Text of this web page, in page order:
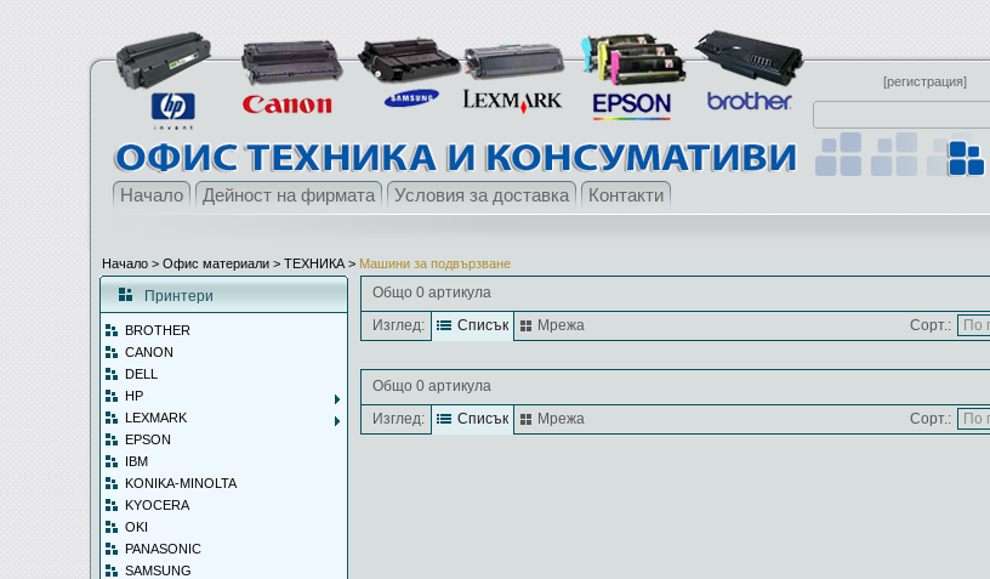
[регистрация]
Начало Дейност на фирмата Условия за доставка Контакти
Начало > Офис материали > ТЕХНИКА > Машини за подвързване
Принтери
BROTHER
CANON
DELL
HP
LEXMARK
EPSON
IBM
KONIKA-MINOLTA
KYOCERA
OKI
PANASONIC
SAMSUNG
Общо 0 артикула
Изглед:
Списък Мрежа Сорт.:
Общо 0 артикула
Изглед:
Списък Мрежа Сорт.: